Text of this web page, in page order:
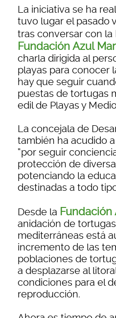
La iniciativa se ha
tuvo lugar el pasado
tras conversar con la
Fundación Azul
charla dirigida al
playas para conocer
hay que seguir
puestas de tortugas
edil de Playas y
La concejala de
también ha acudido
“por seguir
protección de
potenciando la
destinadas a todo
Desde la Fundación
anidación de
mediterráneas está
incremento de las
poblaciones de
a desplazarse al
condiciones para el
reproducción.